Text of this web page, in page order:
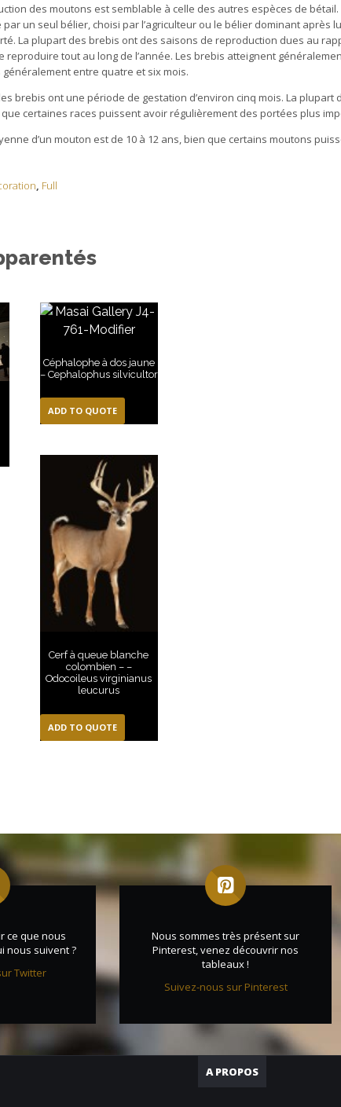
des moutons est semblable à celle des autres espèces de
un seul bélier, choisi par l’agriculteur ou le bélier dominant après
La plupart des brebis ont des saisons de reproduction dues au
reproduire tout au long de l’année. Les brebis atteignent
entre quatre et six mois.
brebis ont une période de gestation d’environ cinq mois. La
certaines races puissent avoir régulièrement des portées plus
d’un mouton est de 10 à 12 ans, bien que certains moutons
, Full
Céphalophe à dos jaune
– Cephalophus silvicultor
ADD TO QUOTE
Cerf à queue blanche
colombien – –
Odocoileus virginianus
leucurus
ADD TO QUOTE
ce que nous
nous suivent ?
Twitter
Nous sommes très présent sur
Pinterest, venez découvrir nos
tableaux !
Suivez-nous sur Pinterest
A PROPOS